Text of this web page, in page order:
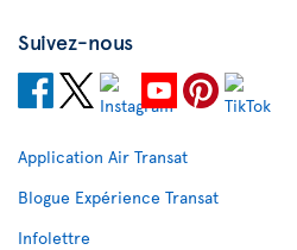
Suivez-nous
Application Air Transat
Blogue Expérience Transat
Infolettre